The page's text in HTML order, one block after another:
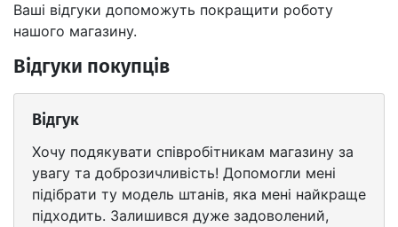
Ваші відгуки допоможуть покращити роботу
нашого магазину.
Відгуки покупців
Відгук
Хочу подякувати співробітникам магазину за
увагу та доброзичливість! Допомогли мені
підібрати ту модель штанів, яка мені найкраще
підходить. Залишився дуже задоволений,